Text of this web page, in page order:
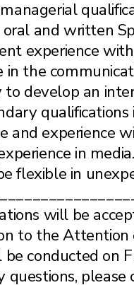
and written
experience
in the
develop an
and experience
in media.
flexible in
will be
to the Attention
conducted on
questions,